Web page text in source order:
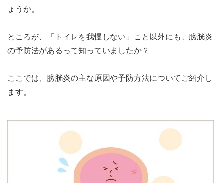
ょうか。
ところが、「トイレを我慢しない」こと以外にも、膀胱炎
の予防法があるって知っていましたか？
ここでは、膀胱炎の主な原因や予防方法についてご紹介し
ます。